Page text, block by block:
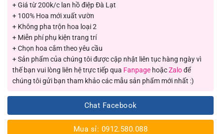
+ Giá từ 200k/c lan hồ điệp Đà Lạt
+ 100% Hoa mới xuất vườn
+ Không pha trộn hoa loại 2
+ Miễn phí phụ kiện trang trí
+ Chọn hoa cắm theo yêu cầu
+ Sản phẩm của chúng tôi được cập nhật liên tục hàng ngày vì
thế bạn vui lòng liên hệ trực tiếp qua Fanpage hoặcZalođể
chúng tôi gửi bạn tham khảo các mẫu sản phẩm mới nhất :)
Chat Facebook
Mua sỉ: 0912.580.088